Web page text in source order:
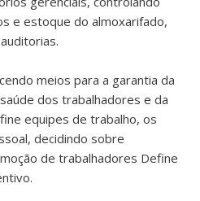
e estoque do almoxarifado,
meios para a garantia da
dos trabalhadores e da
equipes de trabalho, os
decidindo sobre
de trabalhadores Define